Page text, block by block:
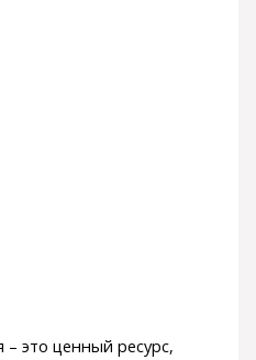
это ценный ресурс,